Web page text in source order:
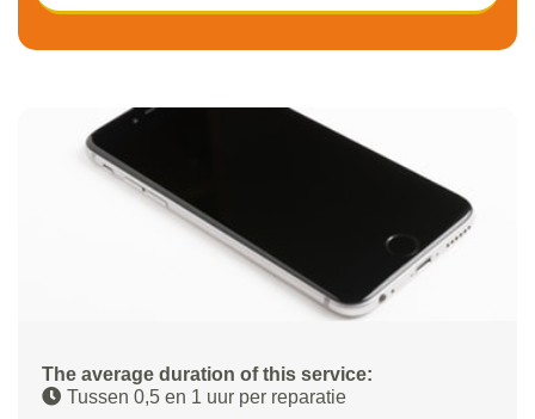
The average duration of this service:
Tussen 0,5 en 1 uur per reparatie